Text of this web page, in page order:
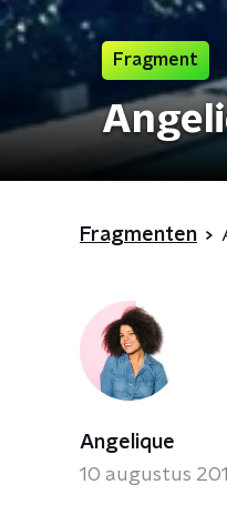
Fragment
Fragmenten
Angelique
10 augustus